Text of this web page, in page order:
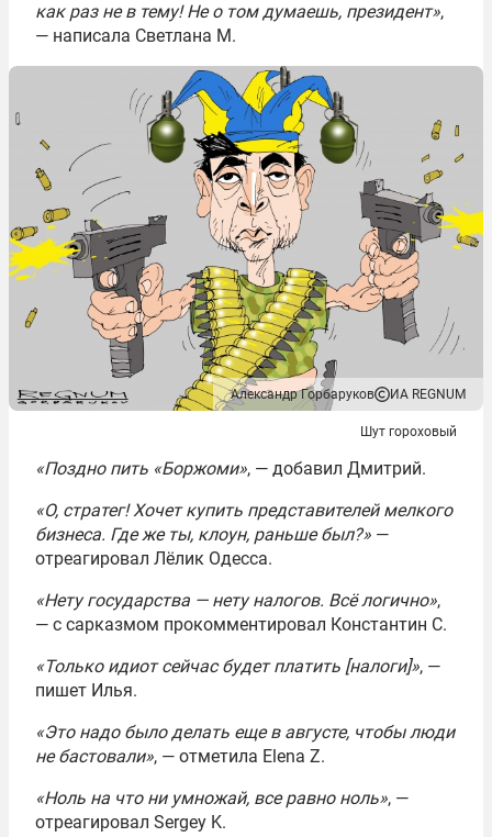
как раз не в тему! Не о том думаешь, президент»,
— написала Светлана М.
Александр Горбаруков ИА REGNUM
Шут гороховый
«Поздно пить «Боржоми», — добавил Дмитрий.
«О, стратег! Хочет купить представителей мелкого
бизнеса. Где же ты, клоун, раньше был?» —
отреагировал Лёлик Одесса.
«Нету государства — нету налогов. Всё логично»,
— с сарказмом прокомментировал Константин С.
«Только идиот сейчас будет платить [налоги]», —
пишет Илья.
«Это надо было делать еще в августе, чтобы люди
не бастовали», — отметила Elena Z.
«Ноль на что ни умножай, все равно ноль», —
отреагировал Sergey K.